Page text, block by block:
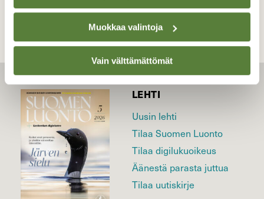
Muokkaa valintoja
Vain välttämättömät
LEHTI
Uusin lehti
Tilaa Suomen Luonto
Tilaa digilukuoikeus
Äänestä parasta juttua
Tilaa uutiskirje